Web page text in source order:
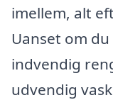
imellem, alt
Uanset om
indvendig
udvendig